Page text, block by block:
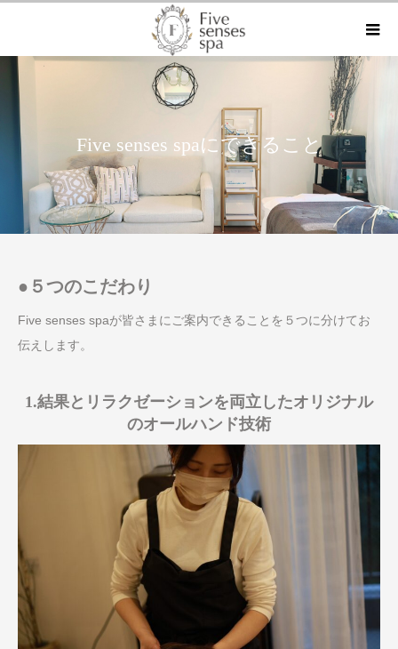
Five senses spaにできること
●５つのこだわり
Five senses spaが皆さまにご案内できることを５つに分けてお
伝えします。
1.結果とリラクゼーションを両立したオリジナル
のオールハンド技術